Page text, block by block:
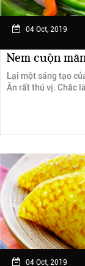
04 Oct, 2019
Nem cuộn
Lại một sáng tạo
Ăn rất thú vị. Chắc